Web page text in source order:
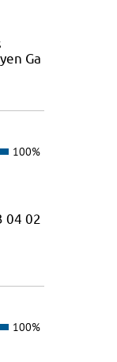
Ga
100%
04 02
100%